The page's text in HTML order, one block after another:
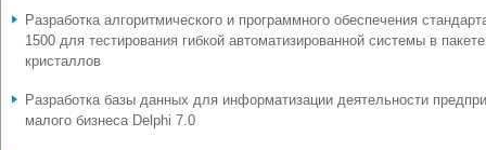
Разработка алгоритмического и программного обеспечения
1500 для тестирования гибкой автоматизированной системы в пакете
кристаллов
Разработка базы данных для информатизации деятельности
малого бизнеса Delphi 7.0